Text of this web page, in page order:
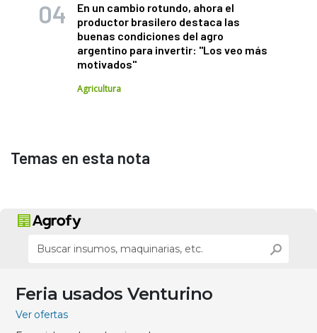
En un cambio rotundo, ahora el
productor brasilero destaca las
buenas condiciones del agro
argentino para invertir: "Los veo más
motivados"
Agricultura
Temas en esta nota
Feria usados Venturino
Ver ofertas